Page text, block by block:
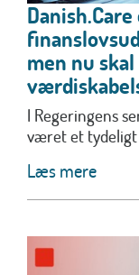
men nu
I Regeringens
været et tydeligt
Læs mere